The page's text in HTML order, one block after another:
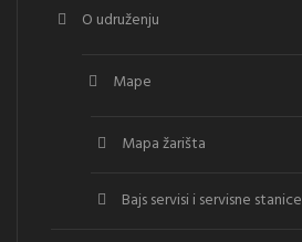
O udruženju
Mape
Mapa žarišta
Bajs servisi i servisne stanice